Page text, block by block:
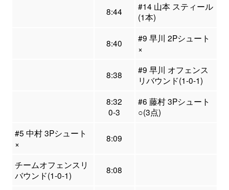
8:44
#14 山本 スティール
(1本)
8:40
#9 早川 2Pシュート
×
8:38
#9 早川 オフェンス
リバウンド(1-0-1)
8:32
0-3
#6 藤村 3Pシュート
○(3点)
#5 中村 3Pシュート
×
8:09
チームオフェンスリ
バウンド(1-0-1)
8:08